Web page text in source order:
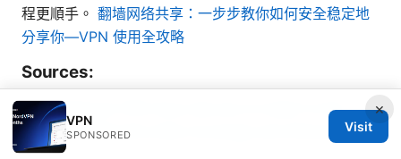
程更順手。 翻墙网络共享：一步步教你如何安全稳定地
分享你—VPN 使用全攻略
Sources:
Does Mullvad VPN Have Servers in India? A Full
Guide to Mullvad’s India Coverage and Alternatives
×
VPN
SPONSORED
Visit